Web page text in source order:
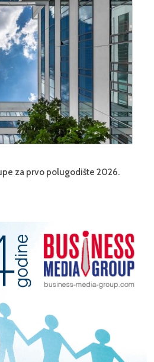
za prvo polugodište 2026.